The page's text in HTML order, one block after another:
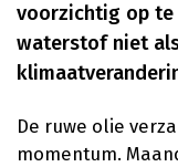
voorzichtig op te
waterstof niet
De ruwe olie
momentum.